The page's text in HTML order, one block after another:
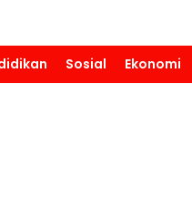
Sosial Ekonomi